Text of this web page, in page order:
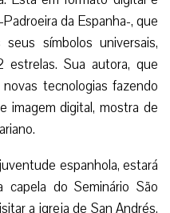
da Espanha-, que
símbolos universais,
Sua autora, que
tecnologias fazendo
imagem digital, mostra de
espanhola, estará
do Seminário São
a igreja de San Andrés,